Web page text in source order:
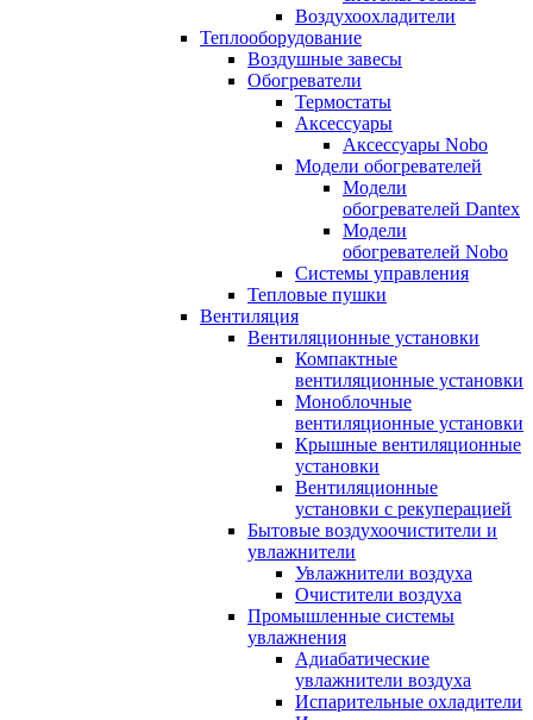
Воздухоохладители
Теплооборудование
Воздушные завесы
Обогреватели
Термостаты
Аксессуары
Аксессуары Nobo
Модели обогревателей
Модели
обогревателей Dantex
Модели
обогревателей Nobo
Системы управления
Тепловые пушки
Вентиляция
Вентиляционные установки
Компактные
вентиляционные установки
Моноблочные
вентиляционные установки
Крышные вентиляционные
установки
Вентиляционные
установки с рекуперацией
Бытовые воздухоочистители и
увлажнители
Увлажнители воздуха
Очистители воздуха
Промышленные системы
увлажнения
Адиабатические
увлажнители воздуха
Испарительные охладители